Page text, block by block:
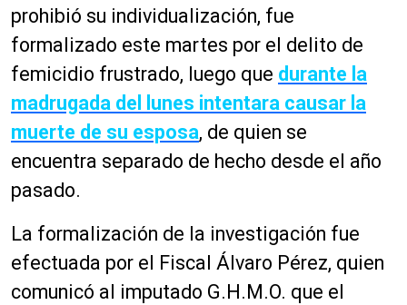
prohibió su individualización, fue
formalizado este martes por el delito de
femicidio frustrado, luego que durante la
madrugada del lunes intentara causar la
muerte de su esposa, de quien se
encuentra separado de hecho desde el año
pasado.
La formalización de la investigación fue
efectuada por el Fiscal Álvaro Pérez, quien
comunicó al imputado G.H.M.O. que el